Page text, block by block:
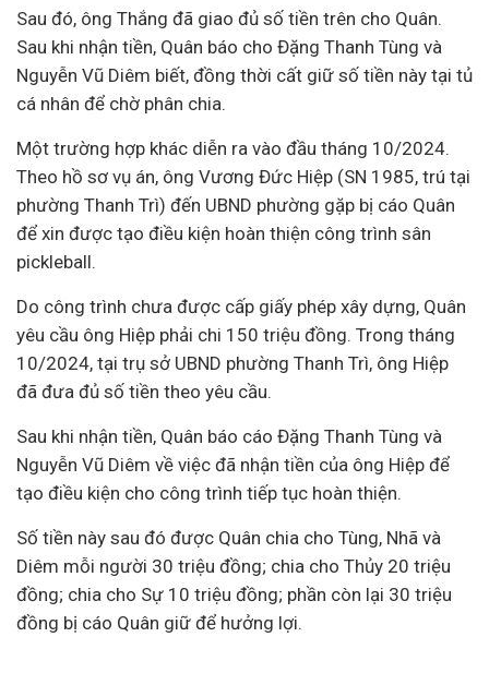
Sau đó, ông Thắng đã giao đủ số tiền trên cho Quân.
Sau khi nhận tiền, Quân báo cho Đặng Thanh Tùng và
Nguyễn Vũ Diêm biết, đồng thời cất giữ số tiền này tại tủ
cá nhân để chờ phân chia.
Một trường hợp khác diễn ra vào đầu tháng 10/2024.
Theo hồ sơ vụ án, ông Vương Đức Hiệp (SN 1985, trú tại
phường Thanh Trì) đến UBND phường gặp bị cáo Quân
để xin được tạo điều kiện hoàn thiện công trình sân
pickleball.
Do công trình chưa được cấp giấy phép xây dựng, Quân
yêu cầu ông Hiệp phải chi 150 triệu đồng. Trong tháng
10/2024, tại trụ sở UBND phường Thanh Trì, ông Hiệp
đã đưa đủ số tiền theo yêu cầu.
Sau khi nhận tiền, Quân báo cáo Đặng Thanh Tùng và
Nguyễn Vũ Diêm về việc đã nhận tiền của ông Hiệp để
tạo điều kiện cho công trình tiếp tục hoàn thiện.
Số tiền này sau đó được Quân chia cho Tùng, Nhã và
Diêm mỗi người 30 triệu đồng; chia cho Thủy 20 triệu
đồng; chia cho Sự 10 triệu đồng; phần còn lại 30 triệu
đồng bị cáo Quân giữ để hưởng lợi.